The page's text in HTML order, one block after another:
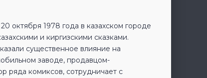
октября 1978 года в казахском городе
и киргизскими сказками.
существенное влияние на
заводе, продавцом-
ряда комиксов, сотрудничает с